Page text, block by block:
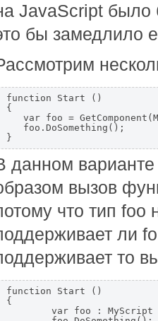
JavaScript было
бы замедлило
function Start ()
{
var foo =
   foo.DoSomething();
}
данном
вызов
что тип foo
ли
то
function Start ()
{